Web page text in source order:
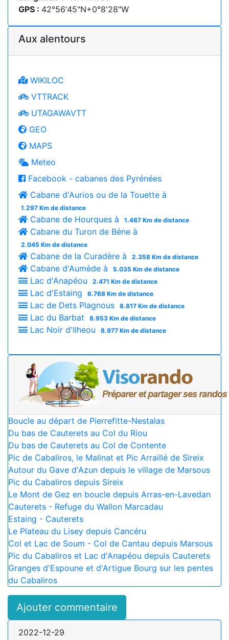
GPS : 42°56'45"N+0°8'28"W
Aux alentours
WIKILOC
VTTRACK
UTAGAWAVTT
GEO
MAPS
Meteo
Facebook - cabanes des Pyrénées
Cabane d'Aurios ou de la Touette à
1.297 Km de distance
Cabane de Hourques à 1.487 Km de distance
Cabane du Turon de Béne à
2.045 Km de distance
Cabane de la Curadère à 2.358 Km de distance
Cabane d'Aumède à 5.035 Km de distance
Lac d'Anapéou 2.471 Km de distance
Lac d'Estaing 6.768 Km de distance
Lac de Dets Plagnous 8.817 Km de distance
Lac du Barbat 8.953 Km de distance
Lac Noir d'Ilheou 8.977 Km de distance
Boucle au départ de Pierrefitte-Nestalas
Du bas de Cauterets au Col du Riou
Du bas de Cauterets au Col de Contente
Pic de Cabaliros, le Malinat et Pic Arraillé de Sireix
Autour du Gave d'Azun depuis le village de Marsous
Pic du Cabaliros depuis Sireix
Le Mont de Gez en boucle depuis Arras-en-Lavedan
Cauterets - Refuge du Wallon Marcadau
Estaing - Cauterets
Le Plateau du Lisey depuis Cancéru
Col et Lac de Soum - Col de Cantau depuis Marsous
Pic du Cabaliros et Lac d'Anapéou depuis Cauterets
Granges d'Espoune et d'Artigue Bourg sur les pentes
du Cabaliros
Ajouter commentaire
2022-12-29